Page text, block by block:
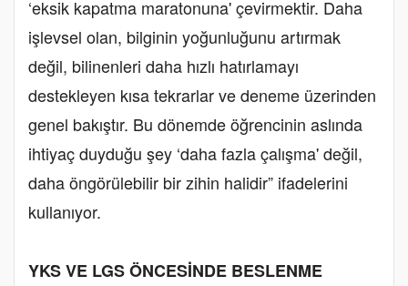
‘eksik kapatma maratonuna' çevirmektir. Daha
işlevsel olan, bilginin yoğunluğunu artırmak
değil, bilinenleri daha hızlı hatırlamayı
destekleyen kısa tekrarlar ve deneme üzerinden
genel bakıştır. Bu dönemde öğrencinin aslında
ihtiyaç duyduğu şey ‘daha fazla çalışma' değil,
daha öngörülebilir bir zihin halidir” ifadelerini
kullanıyor.
YKS VE LGS ÖNCESİNDE BESLENME